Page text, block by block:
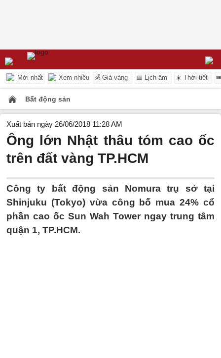
Mới nhất Xem nhiều 💰 Giá vàng 📅 Lịch âm ☀️ Thời tiết
Bất động sản
Xuất bản ngày 26/06/2018 11:28 AM
Ông lớn Nhật thâu tóm cao ốc
trên đất vàng TP.HCM
Công ty bất động sản Nomura trụ sở tại
Shinjuku (Tokyo) vừa công bố mua 24% cổ
phần cao ốc Sun Wah Tower ngay trung tâm
quận 1, TP.HCM.